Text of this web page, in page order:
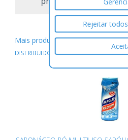
Mais produtos do Fabricante /
DISTRIBUIDORA
Rejeitar